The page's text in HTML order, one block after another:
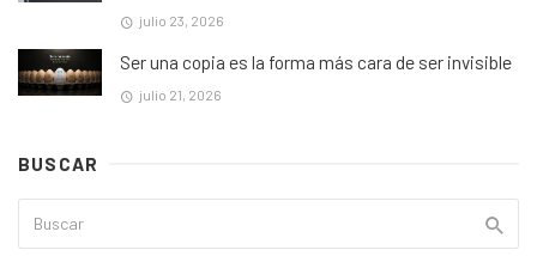
julio 23, 2026
Ser una copia es la forma más cara de ser invisible
julio 21, 2026
BUSCAR